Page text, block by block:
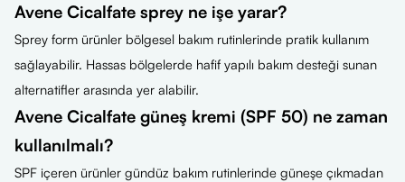
Avene Cicalfate sprey ne işe yarar?
Sprey form ürünler bölgesel bakım rutinlerinde pratik kullanım
sağlayabilir. Hassas bölgelerde hafif yapılı bakım desteği sunan
alternatifler arasında yer alabilir.
Avene Cicalfate güneş kremi (SPF 50) ne zaman
kullanılmalı?
SPF içeren ürünler gündüz bakım rutinlerinde güneşe çıkmadan